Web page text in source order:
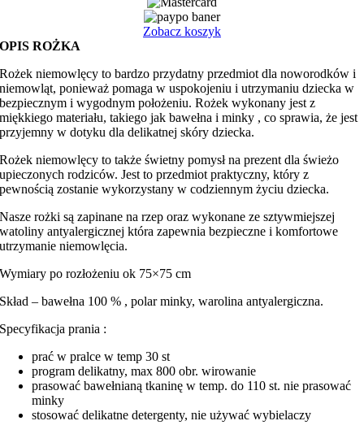
Zobacz koszyk
OPIS ROŻKA
Rożek niemowlęcy to bardzo przydatny przedmiot dla noworodków i
niemowląt, ponieważ pomaga w uspokojeniu i utrzymaniu dziecka w
bezpiecznym i wygodnym położeniu. Rożek wykonany jest z
miękkiego materiału, takiego jak bawełna i minky , co sprawia, że jest
przyjemny w dotyku dla delikatnej skóry dziecka.
Rożek niemowlęcy to także świetny pomysł na prezent dla świeżo
upieczonych rodziców. Jest to przedmiot praktyczny, który z
pewnością zostanie wykorzystany w codziennym życiu dziecka.
Nasze rożki są zapinane na rzep oraz wykonane ze sztywmiejszej
watoliny antyalergicznej która zapewnia bezpieczne i komfortowe
utrzymanie niemowlęcia.
Wymiary po rozłożeniu ok 75×75 cm
Skład – bawełna 100 % , polar minky, warolina antyalergiczna.
Specyfikacja prania :
prać w pralce w temp 30 st
program delikatny, max 800 obr. wirowanie
prasować bawełnianą tkaninę w temp. do 110 st. nie prasować
minky
stosować delikatne detergenty, nie używać wybielaczy